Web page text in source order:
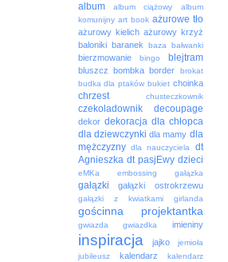
album album ciążowy
album
komunijny art book ażurowe tło
ażurowy kielich ażurowy krzyż
baloniki
baranek baza bałwanki
bierzmowanie bingo blejtram
bluszcz bombka border
brokat
budka dla ptaków bukiet choinka
chrzest chusteczkownik
czekoladownik decoupage
dekor dekoracja dla chłopca
dla dziewczynki dla mamy dla
mężczyzny dla nauczyciela
dt
Agnieszka dt pasjEwy dzieci
eMKa embossing gałązka
gałązki gałązki ostrokrzewu
gałązki z kwiatkami girlanda
gościnna projektantka
gwiazda gwiazdka imieniny
inspiracja jajko
jemioła
jubileusz
kalendarz
kalendarz